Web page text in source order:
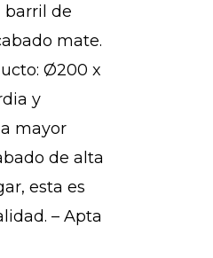
barril de
mate.
Ø200 x
y
mayor
de alta
esta es
– Apta